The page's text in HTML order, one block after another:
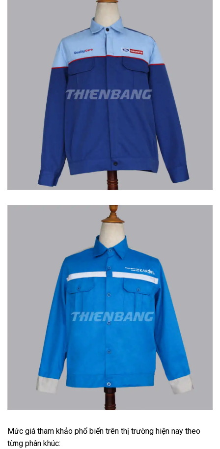
Mức giá tham khảo phổ biến trên thị trường hiện nay theo
từng phân khúc: